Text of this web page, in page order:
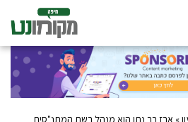
» ארז בר נתן הוא מנהל רשת המתנ"סים